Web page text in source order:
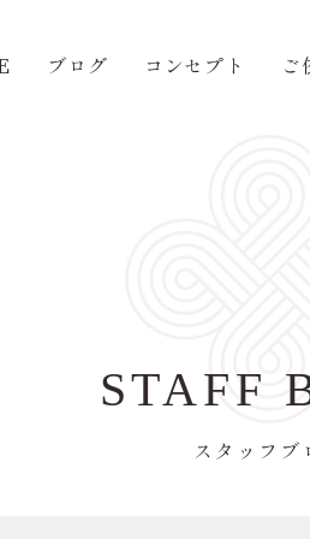
ブログ コンセプト ご
STAFF
スタッフブ